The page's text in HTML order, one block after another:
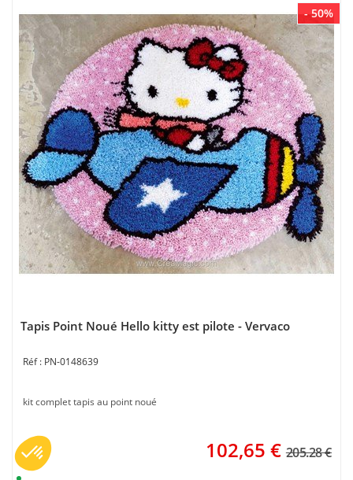
- 50%
Tapis Point Noué Hello kitty est pilote - Vervaco
PN-0148639
kit complet tapis au point noué
102,65 € 205.28 €